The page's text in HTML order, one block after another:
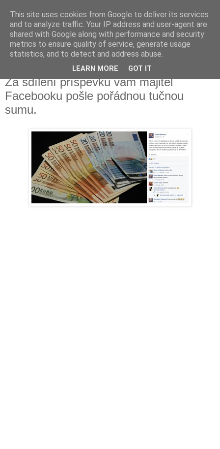
Fakečlánky
Věř všemu co tady vidíš.
pondělí 24. září 2018
Za sdílení příspěvku vám majitel
Facebooku pošle pořádnou tučnou
sumu.
This site uses cookies from Google to deliver its services
and to analyze traffic. Your IP address and user-agent are
shared with Google along with performance and security
metrics to ensure quality of service, generate usage
statistics, and to detect and address abuse.
LEARN MORE GOT IT